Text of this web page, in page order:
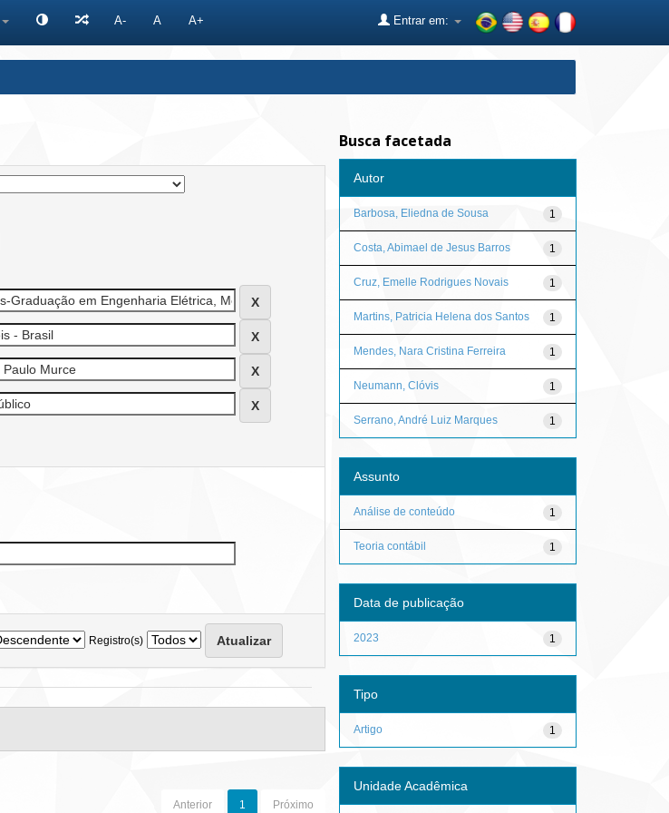
A- A A+ Entrar em:
Registro(s)
Anterior 1 Próximo
Busca facetada
Autor
1
Barbosa, Eliedna de Sousa
1
Costa, Abimael de Jesus Barros
1
Cruz, Emelle Rodrigues Novais
1
Martins, Patricia Helena dos Santos
1
Mendes, Nara Cristina Ferreira
1
Neumann, Clóvis
1
Serrano, André Luiz Marques
Assunto
1
Análise de conteúdo
1
Teoria contábil
Data de publicação
1
2023
Tipo
1
Artigo
Unidade Acadêmica